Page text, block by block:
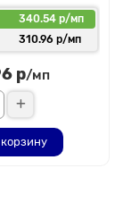
340.54 р/мп
310.96 р/мп
р/мп